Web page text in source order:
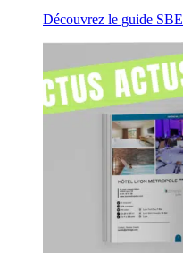
Découvrez le guide SBE